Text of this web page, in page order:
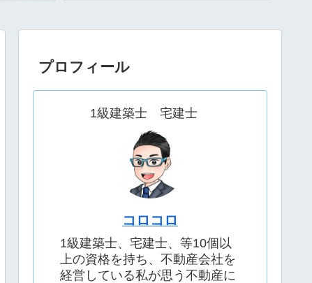
プロフィール
1級建築士 宅建士
コロコロ
1級建築士、宅建士、等10個以
上の資格を持ち、不動産会社を
経営している私が思う不動産に